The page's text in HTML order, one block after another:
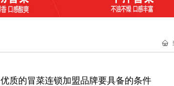
优质的冒菜连锁加盟品牌要具备的条件